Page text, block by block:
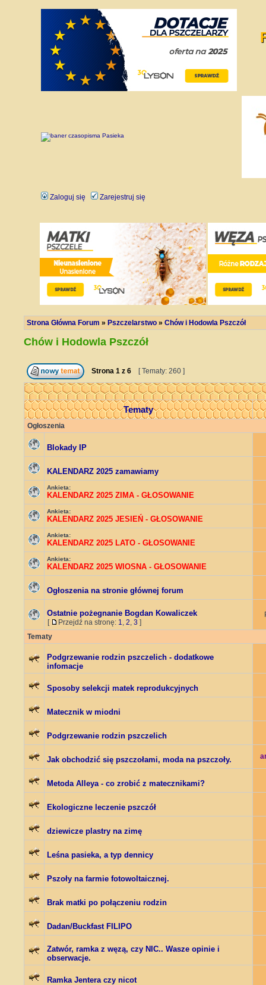
Zaloguj się Zarejestruj się
Strona Główna Forum » Pszczelarstwo » Chów i Hodowla Pszczół
Chów i Hodowla Pszczół
Strona 1 z 6 [ Tematy: 260 ]
Tematy
Ogłoszenia
Blokady IP
KALENDARZ 2025 zamawiamy
Ankieta:
KALENDARZ 2025 ZIMA - GŁOSOWANIE
Ankieta:
KALENDARZ 2025 JESIEŃ - GŁOSOWANIE
Ankieta:
KALENDARZ 2025 LATO - GŁOSOWANIE
Ankieta:
KALENDARZ 2025 WIOSNA - GŁOSOWANIE
Ogłoszenia na stronie głównej forum
Ostatnie pożegnanie Bogdan Kowaliczek
[ Przejdź na stronę: 1, 2, 3 ]
Tematy
Podgrzewanie rodzin pszczelich - dodatkowe
infomacje
Sposoby selekcji matek reprodukcyjnych
Matecznik w miodni
Podgrzewanie rodzin pszczelich
Jak obchodzić się pszczołami, moda na pszczoły.
Metoda Alleya - co zrobić z matecznikami?
Ekologiczne leczenie pszczół
dziewicze plastry na zimę
Leśna pasieka, a typ dennicy
Pszoły na farmie fotowoltaicznej.
Brak matki po połączeniu rodzin
Dadan/Buckfast FILIPO
Zatwór, ramka z węzą, czy NIC.. Wasze opinie i
obserwacje.
Ramka Jentera czy nicot